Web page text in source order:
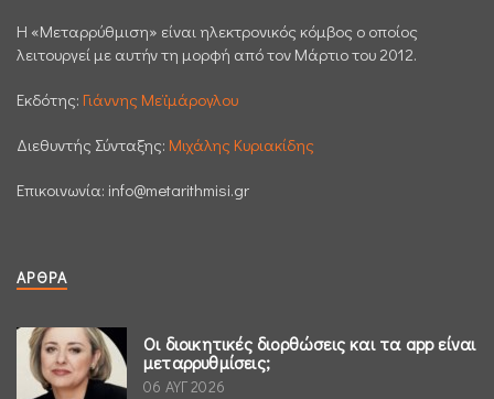
H «Μεταρρύθμιση» είναι ηλεκτρονικός κόμβος ο οποίος
λειτουργεί με αυτήν τη μορφή από τον Μάρτιο του 2012.
Εκδότης: Γιάννης Μεϊμάρογλου
Διεθυντής Σύνταξης: Μιχάλης Κυριακίδης
Επικοινωνία: info@metarithmisi.gr
ΆΡΘΡΑ
Οι διοικητικές διορθώσεις και τα app είναι
μεταρρυθμίσεις;
06 ΑΥΓ 2026